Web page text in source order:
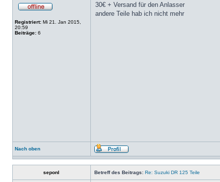
Registriert: Mi 21. Jan 2015,
20:59
Beiträge: 6
30€ + Versand für den Anlasser
andere Teile hab ich nicht mehr
Nach oben
seponl Betreff des Beitrags: Re: Suzuki DR 125 Teile